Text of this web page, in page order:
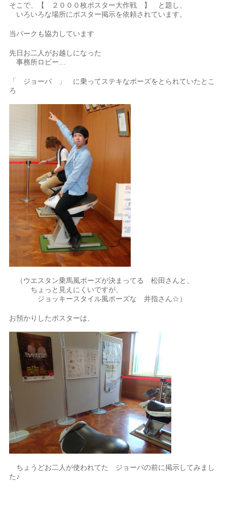
そこで、【 ２０００枚ポスター大作戦 】 と題し、
いろいろな場所にポスター掲示を依頼されています。
当パークも協力しています
先日お二人がお越しになった
事務所ロビー…
「 ジョーバ 」 に乗ってステキなポーズをとられていたとこ
ろ
（ウエスタン乗馬風ポーズが決まってる 松田さんと、
ちょっと見えにくいですが、
ジョッキースタイル風ポーズな 井指さん☆）
お預かりしたポスターは、
ちょうどお二人が使われてた ジョーバの前に掲示してみまし
た♪